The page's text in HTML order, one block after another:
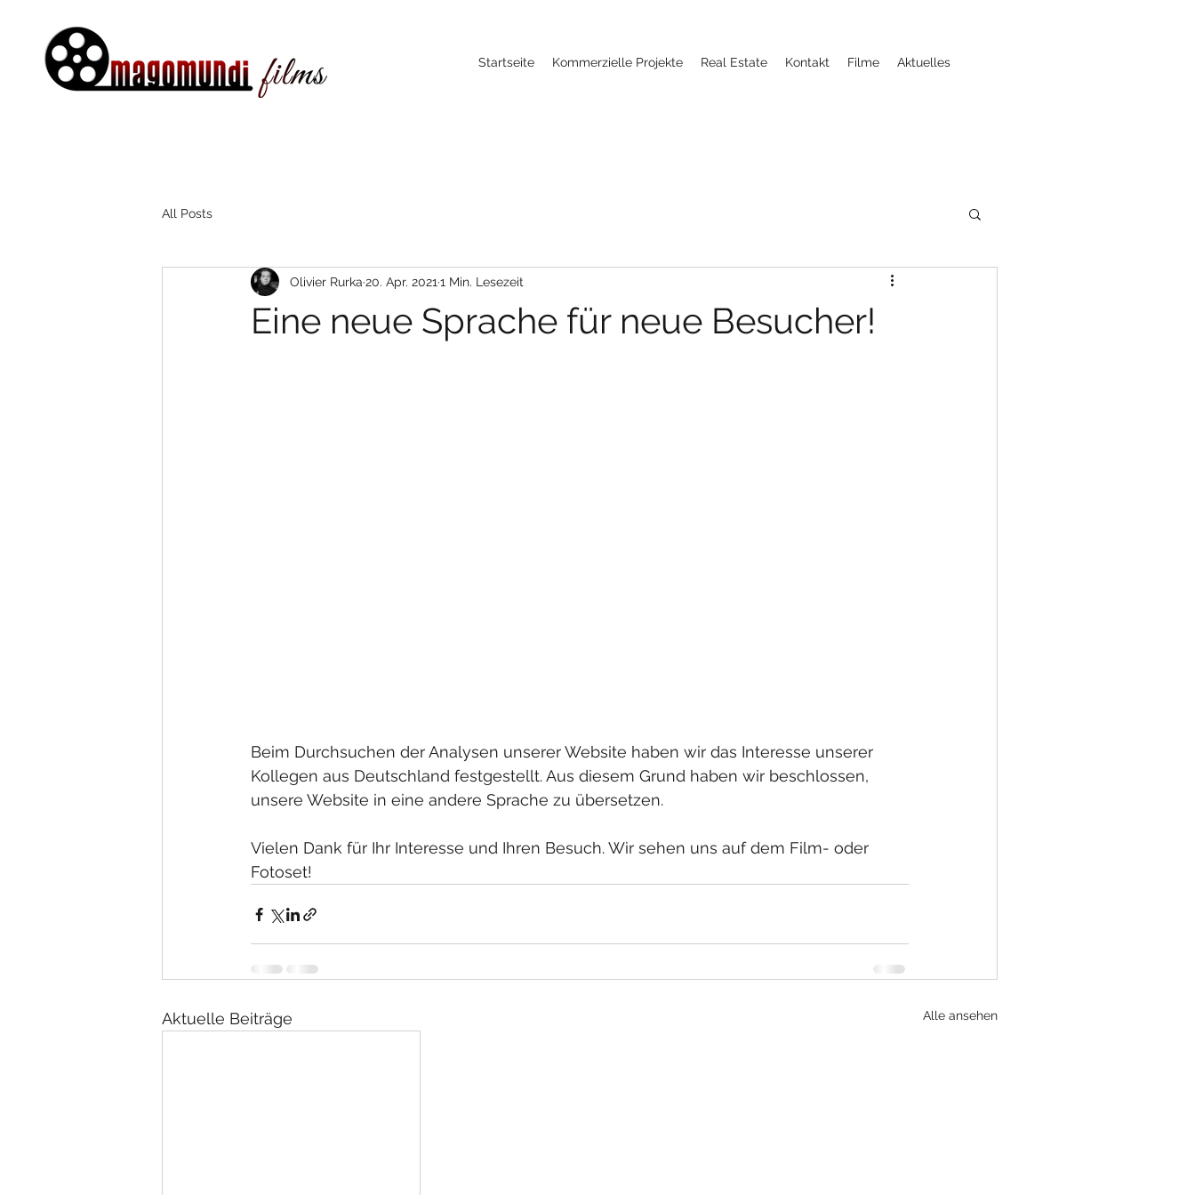
Startseite Kommerzielle Projekte Real Estate Kontakt Filme Aktuelles
All Posts
Eine neue Sprache für neue Besucher!
Olivier Rurka 20. Apr. 2021 1 Min. Lesezeit
Beim Durchsuchen der Analysen unserer Website haben wir das Interesse unserer
Kollegen aus Deutschland festgestellt. Aus diesem Grund haben wir beschlossen,
unsere Website in eine andere Sprache zu übersetzen.
Vielen Dank für Ihr Interesse und Ihren Besuch. Wir sehen uns auf dem Film- oder
Fotoset!
Aktuelle Beiträge Alle ansehen